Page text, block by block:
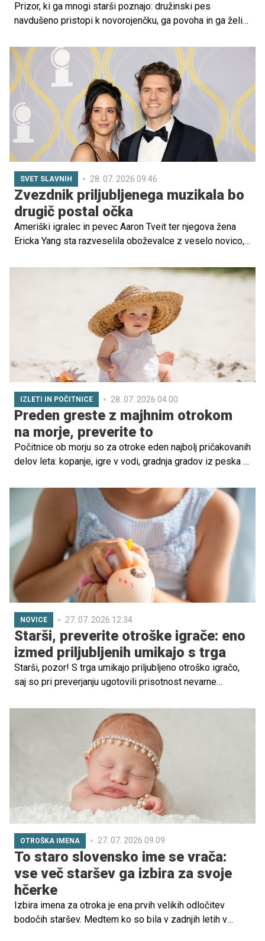
Prizor, ki ga mnogi starši poznajo: družinski pes
navdušeno pristopi k novorojenčku, ga povoha in ga želi
marsikoga je to znak nežnosti in sprejemanja novega
člana družine, vendar se hkrati pojavi vprašanje: je pasje
lizanje dojenčka varno ali bi ga morali preprečiti?
SVET SLAVNIH 28. 07. 2026 09.46
Zvezdnik priljubljenega muzikala bo
drugič postal očka
Ameriški igralec in pevec Aaron Tveit ter njegova žena
Ericka Yang sta razveselila oboževalce z veselo novico,
družbenih omrežjih z nizom poletnih družinskih fotografij,
na katerih je Ericka pokazala tudi že lepo zaobljen
IZLETI IN POČITNICE 28. 07. 2026 04.00
Preden greste z majhnim otrokom
na morje, preverite to
Počitnice ob morju so za otroke eden najbolj pričakovanih
delov leta: kopanje, igre v vodi, gradnja gradov iz peska in
prav sproščeno poletno vzdušje starše hitro zavede v
lažen občutek varnosti.
NOVICE 27. 07. 2026 12.34
Starši, preverite otroške igrače: eno
izmed priljubljenih umikajo s trga
Starši, pozor! S trga umikajo priljubljeno otroško igračo,
saj so pri preverjanju ugotovili prisotnost nevarne
OTROŠKA IMENA 27. 07. 2026 09.09
To staro slovensko ime se vrača:
vse več staršev ga izbira za svoje
hčerke
Izbira imena za otroka je ena prvih velikih odločitev
bodočih staršev. Medtem ko so bila v zadnjih letih v